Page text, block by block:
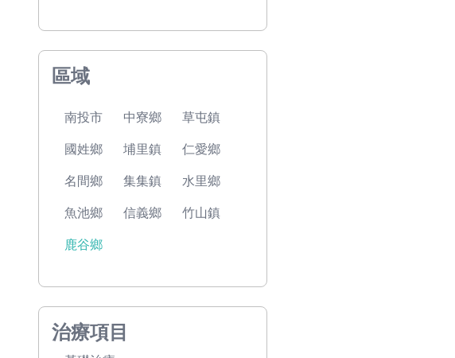
區域
南投市 中寮鄉 草屯鎮
國姓鄉 埔里鎮 仁愛鄉
名間鄉 集集鎮 水里鄉
魚池鄉 信義鄉 竹山鎮
鹿谷鄉
治療項目